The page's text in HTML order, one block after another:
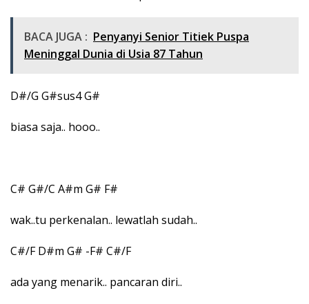
BACA JUGA : Penyanyi Senior Titiek Puspa
Meninggal Dunia di Usia 87 Tahun
D#/G G#sus4 G#
biasa saja.. hooo..
C# G#/C A#m G# F#
wak..tu perkenalan.. lewatlah sudah..
C#/F D#m G# -F# C#/F
ada yang menarik.. pancaran diri..